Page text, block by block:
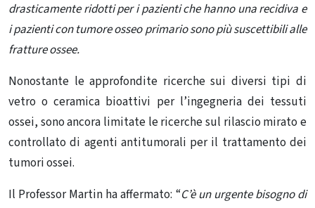
drasticamente ridotti per i pazienti che hanno una recidiva e
i pazienti con tumore osseo primario sono più suscettibili alle
fratture ossee.
Nonostante le approfondite ricerche sui diversi tipi di
vetro o ceramica bioattivi per l’ingegneria dei tessuti
ossei, sono ancora limitate le ricerche sul rilascio mirato e
controllato di agenti antitumorali per il trattamento dei
tumori ossei.
Il Professor Martin ha affermato: “C’è un urgente bisogno di